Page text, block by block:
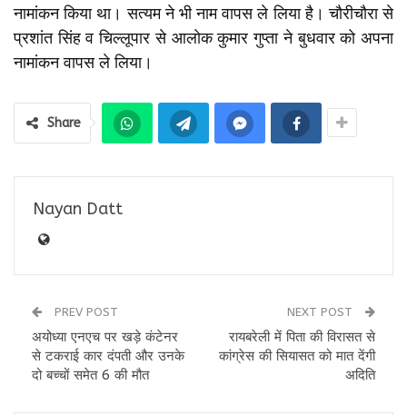
नामांकन किया था। सत्यम ने भी नाम वापस ले लिया है। चौरीचौरा से
प्रशांत सिंह व चिल्लूपार से आलोक कुमार गुप्ता ने बुधवार को अपना
नामांकन वापस ले लिया।
Share
Nayan Datt
PREV POST
अयोध्‍या एनएच पर खड़े कंटेनर
से टकराई कार दंपती और उनके
दो बच्चों समेत 6 की मौत
NEXT POST
रायबरेली में पिता की विरासत से
कांग्रेस की सियासत को मात देंगी
अदिति